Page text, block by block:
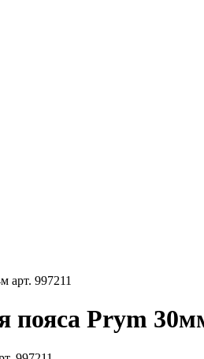
арт. 997211
пояса Prym